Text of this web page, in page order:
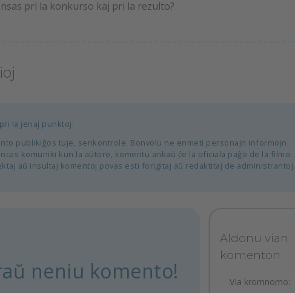
pri la konkurso kaj pri la rezulto?
la jenaj punktoj:
publikiĝos tuje, senkontrole. Bonvolu ne enmeti personajn informojn.
komuniki kun la aŭtoro, komentu ankaŭ ĉe la oficiala paĝo de la filmo.
aŭ insultaj komentoj povas esti forigitaj aŭ redaktitaj de administrantoj.
neniu komento!
Aldonu vian
komenton
Via kromnomo: